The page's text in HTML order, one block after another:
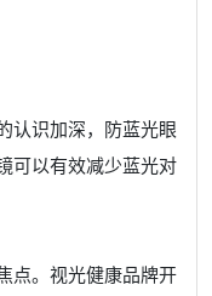
认识加深，防蓝光眼
可以有效减少蓝光对
点。视光健康品牌开